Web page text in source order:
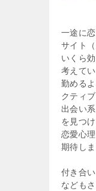
一途に
サイト
いくら
考えて
勤める
クティ
出会い
を見つ
恋愛心
期待しま
付き合
なども